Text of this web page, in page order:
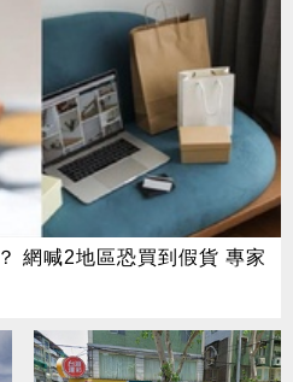
網喊2地區恐買到假貨 專家